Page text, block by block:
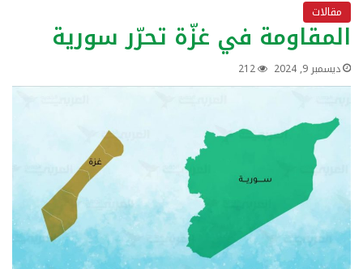
مقالات
المقاومة في غزّة تحرّر سورية
ديسمبر 9, 2024 212